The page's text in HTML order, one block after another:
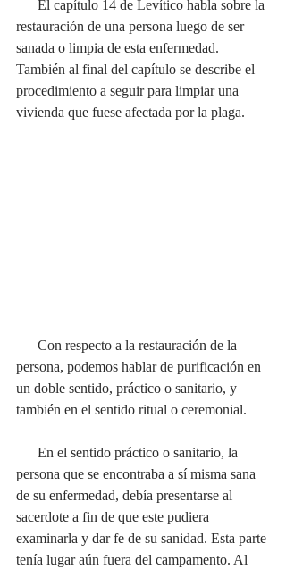
restauración de una persona luego de ser
sanada o limpia de esta enfermedad.
También al final del capítulo se describe el
procedimiento a seguir para limpiar una
vivienda que fuese afectada por la plaga.
persona, podemos hablar de purificación en
un doble sentido, práctico o sanitario, y
también en el sentido ritual o ceremonial.
persona que se encontraba a sí misma sana
de su enfermedad, debía presentarse al
sacerdote a fin de que este pudiera
examinarla y dar fe de su sanidad. Esta parte
tenía lugar aún fuera del campamento. Al